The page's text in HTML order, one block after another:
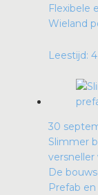
Flexibele
Wieland
Leestijd:
30
Slimmer
De
Prefab